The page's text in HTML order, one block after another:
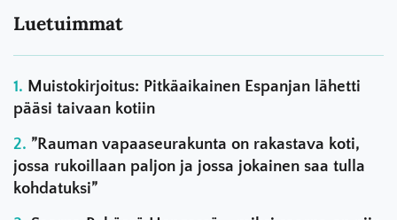
Luetuimmat
Muistokirjoitus: Pitkäaikainen Espanjan lähetti
pääsi taivaan kotiin
”Rauman vapaaseurakunta on rakastava koti,
jossa rukoillaan paljon ja jossa jokainen saa tulla
kohdatuksi”